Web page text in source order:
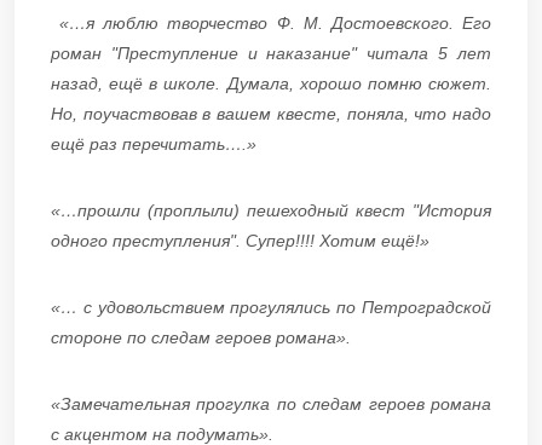
«…я люблю творчество Ф. М. Достоевского. Его
роман "Преступление и наказание" читала 5 лет
назад, ещё в школе. Думала, хорошо помню сюжет.
Но, поучаствовав в вашем квесте, поняла, что надо
ещё раз перечитать….»
«…прошли (проплыли) пешеходный квест "История
одного преступления". Супер!!!! Хотим ещё!»
«… с удовольствием прогулялись по Петроградской
стороне по следам героев романа».
«Замечательная прогулка по следам героев романа
с акцентом на подумать».